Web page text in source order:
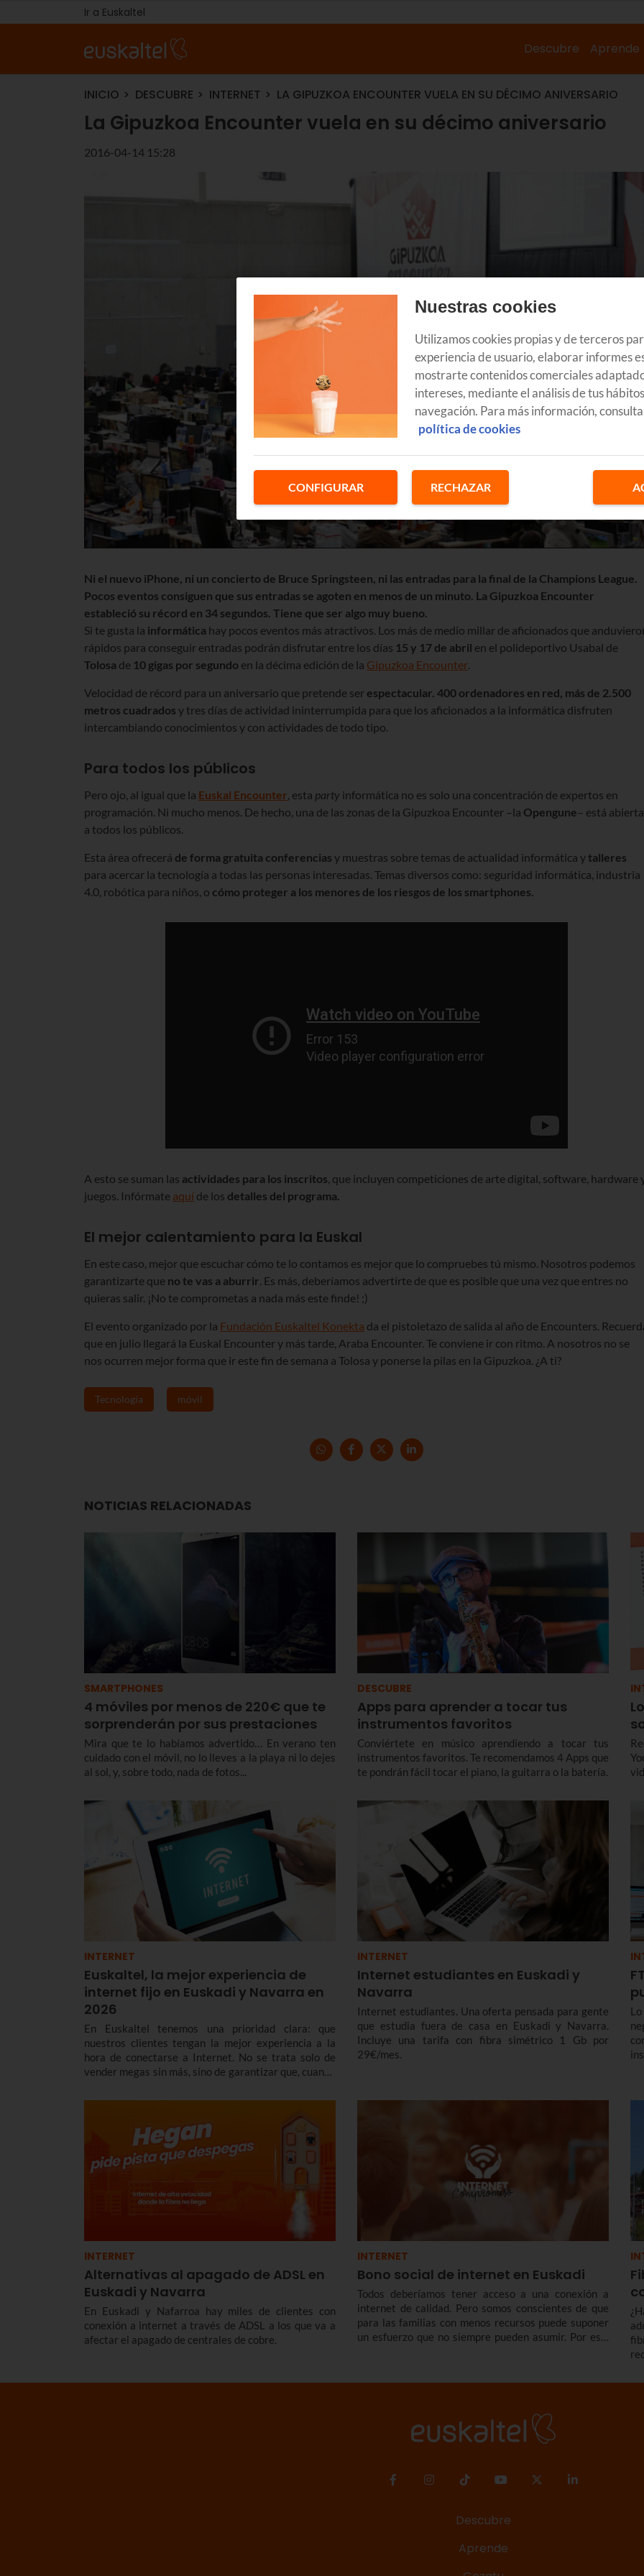
Ir a Euskaltel
Descubre Aprende
INICIO DESCUBRE INTERNET LA GIPUZKOA ENCOUNTER VUELA EN SU DÉCIMO ANIVERSARIO
La Gipuzkoa Encounter vuela en su décimo aniversario
2016-04-14 15:28
Ni el nuevo iPhone, ni un concierto de Bruce Springsteen, ni las entradas para la final de la Champions League.
Pocos eventos consiguen que sus entradas se agoten en menos de un minuto. La Gipuzkoa Encounter
estableció su récord en 34 segundos. Tiene que ser algo muy bueno.
Si te gusta la informática hay pocos eventos más atractivos. Los más de medio millar de aficionados que
rápidos para conseguir entradas podrán disfrutar entre los días 15 y 17 de abril en el polideportivo Usabal de
Tolosa de 10 gigas por segundo en la décima edición de la Gipuzkoa Encounter
Velocidad de récord para un aniversario que pretende ser espectacular. 400 ordenadores en red, más de 2.500
metros cuadrados y tres días de actividad ininterrumpida para que los aficionados a la informática disfruten
intercambiando conocimientos y con actividades de todo tipo.
Para todos los públicos
Pero ojo, al igual que la Euskal Encounter , esta party informática no es solo una concentración de expertos en
programación. Ni mucho menos. De hecho, una de las zonas de la Gipuzkoa Encounter –la Opengune– está abierta
a todos los públicos.
Esta área ofrecerá de forma gratuita conferencias y muestras sobre temas de actualidad informática y talleres
para acercar la tecnología a todas las personas interesadas. Temas diversos como: seguridad informática, industria
4.0, robótica para niños, o cómo proteger a los menores de los riesgos de los smartphones.
A esto se suman las actividades para los inscritos , que incluyen competiciones de arte digital, software, hardware
juegos. Infórmate aquí de los detalles del programa.
El mejor calentamiento para la Euskal
En este caso, mejor que escuchar cómo te lo contamos es mejor que lo compruebes tú mismo. Nosotros podemos
garantizarte que no te vas a aburrir . Es más, deberíamos advertirte de que es posible que una vez que entres no
quieras salir. ¡No te comprometas a nada más este finde! ;)
El evento organizado por la Fundación Euskaltel Konekta da el pistoletazo de salida al año de Encounters.
que en julio llegará la Euskal Encounter y más tarde, Araba Encounter. Te conviene ir con ritmo. A nosotros no se
nos ocurren mejor forma que ir este fin de semana a Tolosa y ponerse la pilas en la Gipuzkoa. ¿A ti?
Tecnología móvil
NOTICIAS RELACIONADAS
SMARTPHONES
4 móviles por menos de 220€ que te
sorprenderán por sus prestaciones
Mira que te lo habíamos advertido… En verano ten
cuidado con el móvil, no lo lleves a la playa ni lo dejes
al sol, y, sobre todo, nada de fotos...
DESCUBRE
Apps para aprender a tocar tus
instrumentos favoritos
Conviértete en músico aprendiendo a tocar tus
instrumentos favoritos. Te recomendamos 4 Apps que
te pondrán fácil tocar el piano, la guitarra o la batería.
INTERNET
Euskaltel, la mejor experiencia de
internet fijo en Euskadi y Navarra en
2026
En Euskaltel tenemos una prioridad clara: que
nuestros clientes tengan la mejor experiencia a la
hora de conectarse a Internet. No se trata solo de
vender megas sin más, sino de garantizar que, cuando
latencia envidiables.
INTERNET
Internet estudiantes en Euskadi y
Navarra
Internet estudiantes. Una oferta pensada para gente
que estudia fuera de casa en Euskadi y Navarra.
Incluye una tarifa con fibra simétrico 1 Gb por
29€/mes.
INTERNET
Alternativas al apagado de ADSL en
Euskadi y Navarra
En Euskadi y Nafarroa hay miles de clientes con
conexión a internet a través de ADSL a los que va a
afectar el apagado de centrales de cobre.
INTERNET
Bono social de internet en Euskadi
Todos deberíamos tener acceso a una conexión a
internet de calidad. Pero somos conscientes de que
para las familias con menos recursos puede suponer
un esfuerzo que no siempre pueden asumir. Por eso,
Internet: una conexión simétrica desde 300 megas a
Descubre
Aprende
Nuestras cookies
Utilizamos cookies propias y de terceros
experiencia de usuario, elaborar informes
mostrarte contenidos comerciales
intereses, mediante el análisis de tus
navegación. Para más información,
política de cookies
CONFIGURAR RECHAZAR